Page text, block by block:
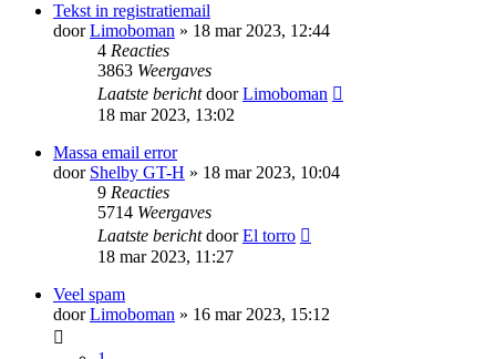
Tekst in registratiemail
doorLimoboman » 18 mar 2023, 12:44
4 Reacties
3863 Weergaves
Laatste berichtdoorLimoboman
18 mar 2023, 13:02
Massa email error
door Shelby GT-H » 18 mar 2023, 10:04
9 Reacties
5714 Weergaves
Laatste berichtdoorEl torro
18 mar 2023, 11:27
Veel spam
doorLimoboman » 16 mar 2023, 15:12